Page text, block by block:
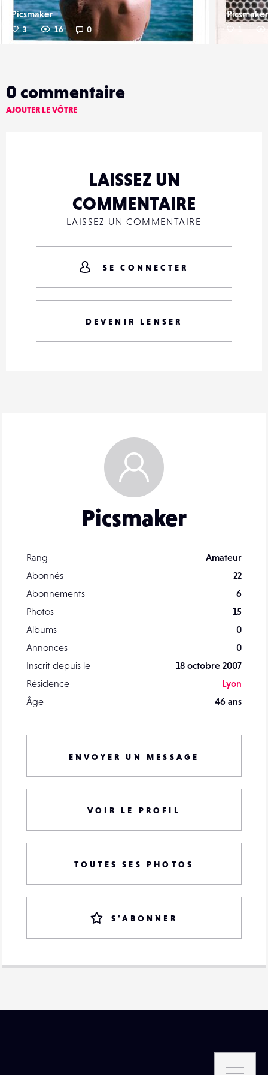
Picsmaker
3 16 0
Picsmaker
1
Picsmaker
Rang
Amateur
Abonnés
22
Abonnements
6
Photos
15
Albums
0
Annonces
0
Inscrit depuis le
18 octobre 2007
Résidence
Lyon
Âge
46 ans
ENVOYER UN MESSAGE
VOIR LE PROFIL
TOUTES SES PHOTOS
S'ABONNER
0 commentaire
AJOUTER LE VÔTRE
LAISSEZ UN
COMMENTAIRE
LAISSEZ UN COMMENTAIRE
SE CONNECTER
DEVENIR LENSER